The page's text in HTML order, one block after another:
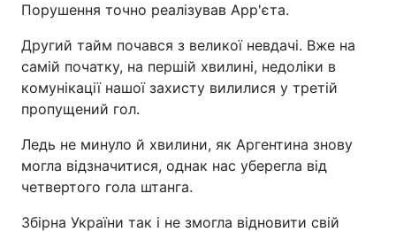
Порушення точно реалізував Арр'єта.
Другий тайм почався з великої невдачі. Вже на
самій початку, на першій хвилині, недоліки в
комунікації нашої захисту вилилися у третій
пропущений гол.
Ледь не минуло й хвилини, як Аргентина знову
могла відзначитися, однак нас уберегла від
четвертого гола штанга.
Збірна України так і не змогла відновити свій